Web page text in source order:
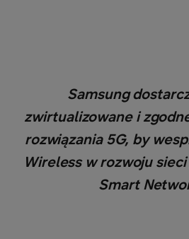
Samsung
zwirtualizowane i
rozwiązania 5G, by
Wireless w rozwoju
Smart